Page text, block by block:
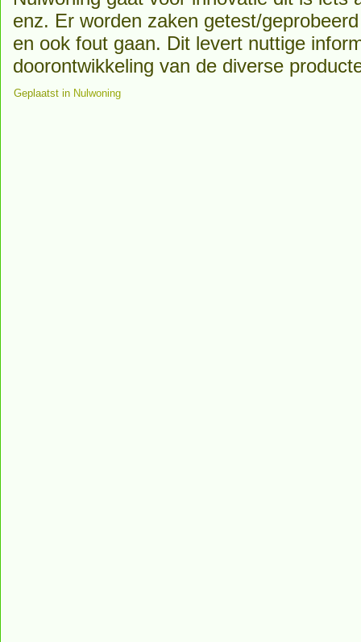
enz. Er worden zaken getest/
en ook fout gaan. Dit levert nuttige
doorontwikkeling van de diverse
Geplaatst in Nulwoning